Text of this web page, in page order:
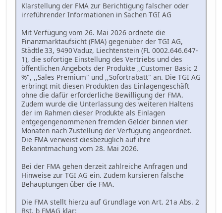
Klarstellung der FMA zur Berichtigung falscher oder
irreführender Informationen in Sachen TGI AG
Mit Verfügung vom 26. Mai 2026 ordnete die
Finanzmarktaufsicht (FMA) gegenüber der TGI AG,
Städtle 33, 9490 Vaduz, Liechtenstein (FL 0002.646.647-
1), die sofortige Einstellung des Vertriebs und des
öffentlichen Angebots der Produkte ,,Customer Basic 2
%", ,,Sales Premium" und ,,Sofortrabatt" an. Die TGI AG
erbringt mit diesen Produkten das Einlagengeschäft
ohne die dafür erforderliche Bewilligung der FMA.
Zudem wurde die Unterlassung des weiteren Haltens
der im Rahmen dieser Produkte als Einlagen
entgegengenommenen fremden Gelder binnen vier
Monaten nach Zustellung der Verfügung angeordnet.
Die FMA verweist diesbezüglich auf ihre
Bekanntmachung vom 28. Mai 2026.
Bei der FMA gehen derzeit zahlreiche Anfragen und
Hinweise zur TGI AG ein. Zudem kursieren falsche
Behauptungen über die FMA.
Die FMA stellt hierzu auf Grundlage von Art. 21a Abs. 2
Bst. b FMAG klar: